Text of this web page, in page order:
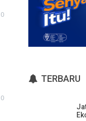
0
0
TERBARU